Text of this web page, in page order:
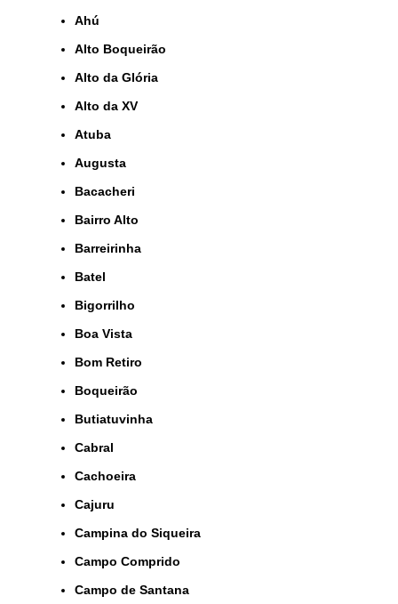
Ahú
Alto Boqueirão
Alto da Glória
Alto da XV
Atuba
Augusta
Bacacheri
Bairro Alto
Barreirinha
Batel
Bigorrilho
Boa Vista
Bom Retiro
Boqueirão
Butiatuvinha
Cabral
Cachoeira
Cajuru
Campina do Siqueira
Campo Comprido
Campo de Santana